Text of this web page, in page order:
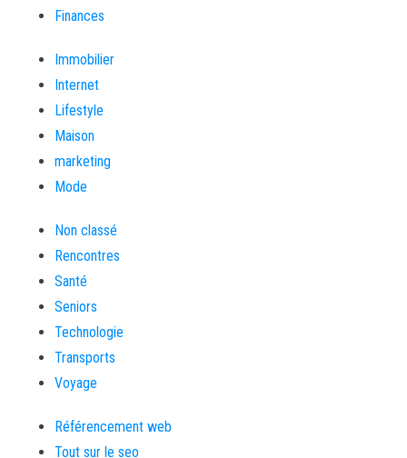
Finances
Immobilier
Internet
Lifestyle
Maison
marketing
Mode
Non classé
Rencontres
Santé
Seniors
Technologie
Transports
Voyage
Référencement web
Tout sur le seo